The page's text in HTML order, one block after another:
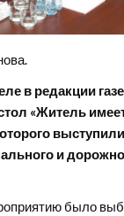
в редакции
«Житель
и
было